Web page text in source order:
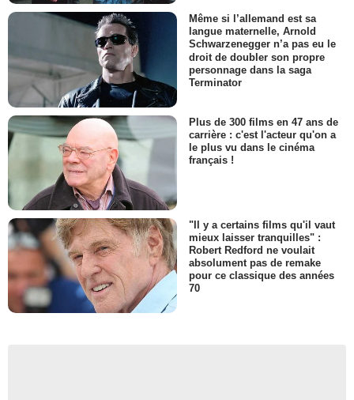
Même si l’allemand est sa
langue maternelle, Arnold
Schwarzenegger n’a pas eu le
droit de doubler son propre
personnage dans la saga
Terminator
Plus de 300 films en 47 ans de
carrière : c'est l'acteur qu'on a
le plus vu dans le cinéma
français !
"Il y a certains films qu'il vaut
mieux laisser tranquilles" :
Robert Redford ne voulait
absolument pas de remake
pour ce classique des années
70